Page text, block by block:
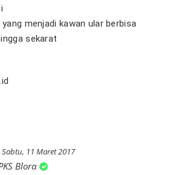
menjadi kawan ular berbisa
sekarat
Sabtu, 11 Maret 2017
Blora